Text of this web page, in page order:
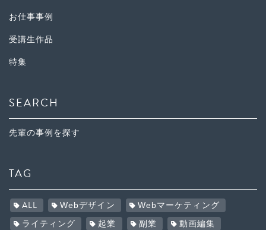
お仕事事例
受講生作品
特集
SEARCH
先輩の事例を探す
TAG
ALL Webデザイン Webマーケティング
ライティング 起業 副業 動画編集